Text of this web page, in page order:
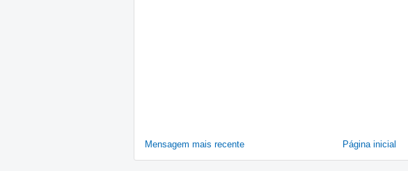
Mensagem mais recente Página inicial